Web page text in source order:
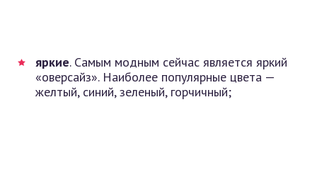
яркие. Самым модным сейчас является яркий
«оверсайз». Наиболее популярные цвета —
желтый, синий, зеленый, горчичный;